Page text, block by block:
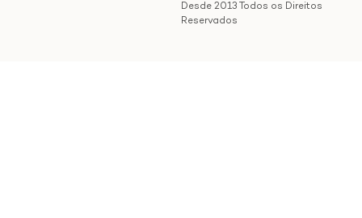
Desde 2013 Todos os Direitos
Reservados